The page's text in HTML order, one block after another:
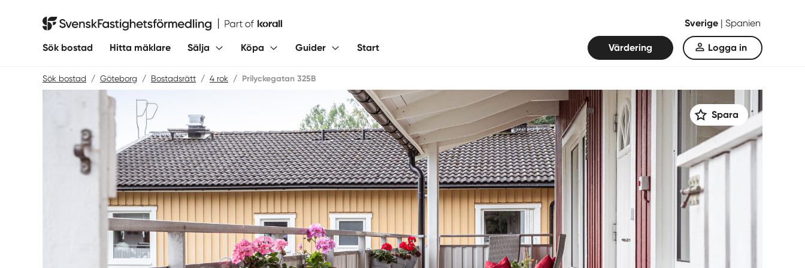
Svensk Fastighetsförmedling Sverige | Spanien
Sök bostad Hitta mäklare Sälja Köpa Guider Start Värdering Logga in
Sök bostad / Göteborg / Bostadsrätt / 4 rok / Prilyckegatan 325B
Spara